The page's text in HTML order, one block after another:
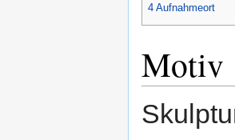
4 Aufnahmeort
Motiv